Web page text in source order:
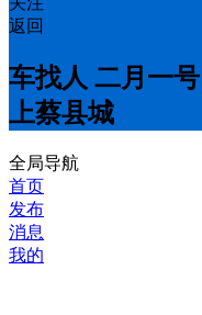
返回
车找人 二月一
上蔡县城
全局导航
首页
发布
消息
我的